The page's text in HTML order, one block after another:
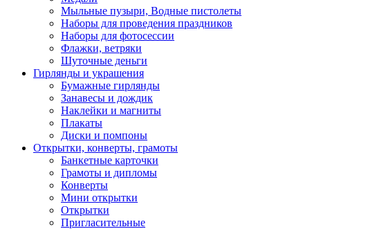
Мыльные пузыри, Водные пистолеты
Наборы для проведения праздников
Наборы для фотосессии
Флажки, ветряки
Шуточные деньги
Гирлянды и украшения
Бумажные гирлянды
Занавесы и дождик
Наклейки и магниты
Плакаты
Диски и помпоны
Открытки, конверты, грамоты
Банкетные карточки
Грамоты и дипломы
Конверты
Мини открытки
Открытки
Пригласительные